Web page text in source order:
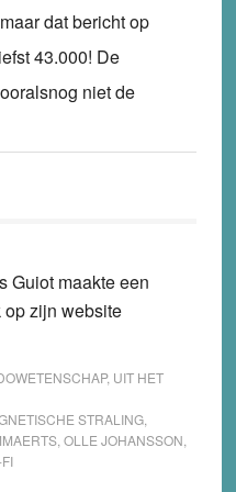
dat bericht op
43.000! De
niet de
Guiot maakte een
op zijn website
, UIT HET
STRALING,
, OLLE JOHANSSON